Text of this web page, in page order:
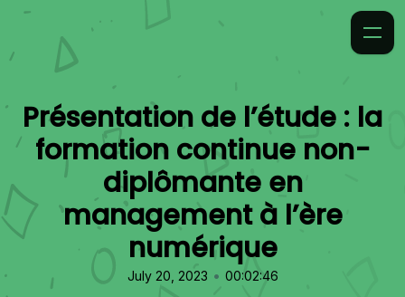
Présentation de l’étude : la
formation continue non-
diplômante en
management à l’ère
numérique
July 20, 2023 • 00:02:46